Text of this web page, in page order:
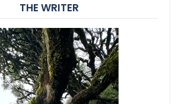
THE WRITER